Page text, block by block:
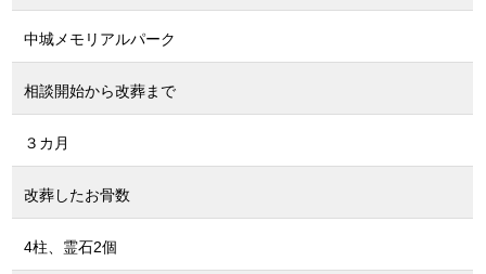
中城メモリアルパーク
相談開始から改葬まで
３カ月
改葬したお骨数
4柱、霊石2個